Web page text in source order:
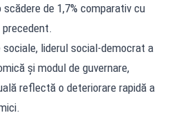
de 1,7% comparativ cu
precedent.
liderul social-democrat a
și modul de guvernare,
reflectă o deteriorare rapidă a